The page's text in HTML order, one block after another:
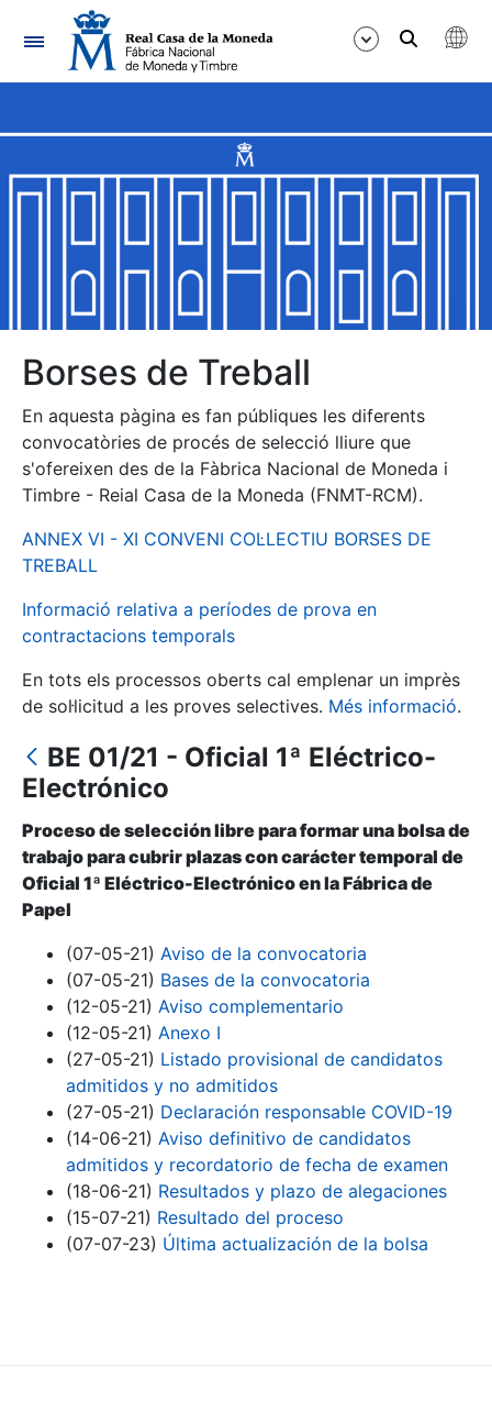
Navegació
Mostra/Amaga
Mostra/Amaga
Mostra/Amaga
Mostra/Amaga
Mostra/Amaga
Mostra/Amaga
Mostra/Amaga
Borses de Treball
En aquesta pàgina es fan públiques les diferents
convocatòries de procés de selecció lliure que
s'ofereixen des de la Fàbrica Nacional de Moneda i
Timbre - Reial Casa de la Moneda (FNMT-RCM).
ANNEX VI - XI CONVENI COL·LECTIU BORSES DE
TREBALL
Informació relativa a períodes de prova en
contractacions temporals
En tots els processos oberts cal emplenar un imprès
de sol·licitud a les proves selectives. Més informació.
BE 01/21 - Oficial 1ª Eléctrico-
Electrónico
Proceso de selección libre para formar una bolsa de
trabajo para cubrir plazas con carácter temporal de
Oficial 1ª Eléctrico-Electrónico en la Fábrica de
Papel
(07-05-21) Aviso de la convocatoria
(07-05-21) Bases de la convocatoria
(12-05-21) Aviso complementario
(12-05-21) Anexo I
(27-05-21) Listado provisional de candidatos
admitidos y no admitidos
(27-05-21) Declaración responsable COVID-19
(14-06-21) Aviso definitivo de candidatos
admitidos y recordatorio de fecha de examen
(18-06-21) Resultados y plazo de alegaciones
(15-07-21) Resultado del proceso
(07-07-23) Última actualización de la bolsa